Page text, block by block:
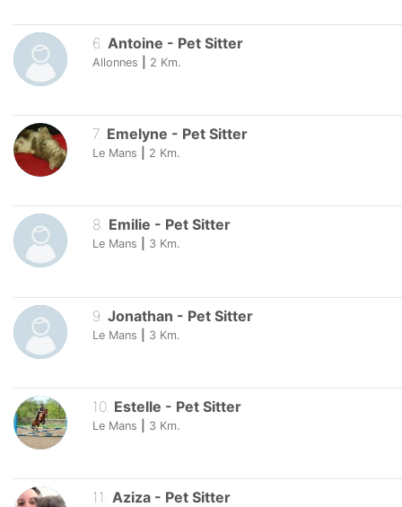
6. Antoine - Pet Sitter
Allonnes 2 Km.
7. Emelyne - Pet Sitter
Le Mans 2 Km.
8. Emilie - Pet Sitter
Le Mans 3 Km.
9 Jonathan - Pet Sitter
Le Mans 3 Km.
10. Estelle - Pet Sitter
Le Mans 3 Km.
11 Aziza - Pet Sitter